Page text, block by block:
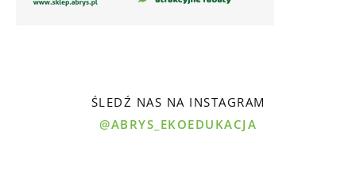
ŚLEDŹ NAS NA INSTAGRAM
@ABRYS_EKOEDUKACJA